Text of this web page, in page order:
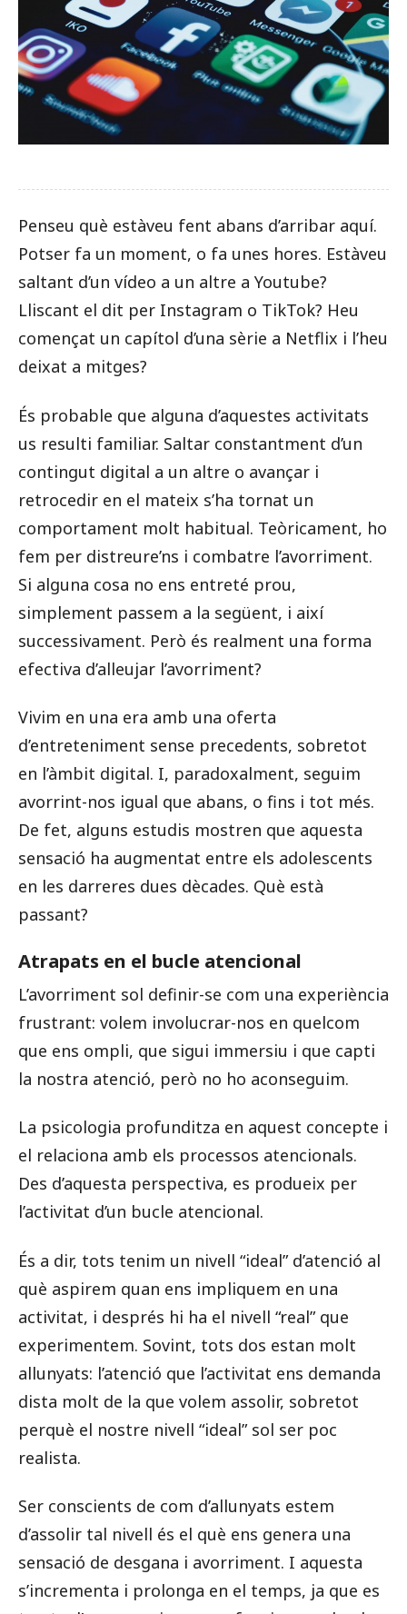
Penseu què estàveu fent abans d’arribar aquí.
Potser fa un moment, o fa unes hores. Estàveu
saltant d’un vídeo a un altre a Youtube?
Lliscant el dit per Instagram o TikTok? Heu
començat un capítol d’una sèrie a Netflix i l’heu
deixat a mitges?
És probable que alguna d’aquestes activitats
us resulti familiar. Saltar constantment d’un
contingut digital a un altre o avançar i
retrocedir en el mateix s’ha tornat un
comportament molt habitual. Teòricament, ho
fem per distreure’ns i combatre l’avorriment.
Si alguna cosa no ens entreté prou,
simplement passem a la següent, i així
successivament. Però és realment una forma
efectiva d’alleujar l’avorriment?
Vivim en una era amb una oferta
d’entreteniment sense precedents, sobretot
en l’àmbit digital. I, paradoxalment, seguim
avorrint-nos igual que abans, o fins i tot més.
De fet, alguns estudis mostren que aquesta
sensació ha augmentat entre els adolescents
en les darreres dues dècades. Què està
passant?
Atrapats en el bucle atencional
L’avorriment sol definir-se com una experiència
frustrant: volem involucrar-nos en quelcom
que ens ompli, que sigui immersiu i que capti
la nostra atenció, però no ho aconseguim.
La psicologia profunditza en aquest concepte i
el relaciona amb els processos atencionals.
Des d’aquesta perspectiva, es produeix per
l’activitat d’un bucle atencional.
És a dir, tots tenim un nivell “ideal” d’atenció al
què aspirem quan ens impliquem en una
activitat, i després hi ha el nivell “real” que
experimentem. Sovint, tots dos estan molt
allunyats: l’atenció que l’activitat ens demanda
dista molt de la que volem assolir, sobretot
perquè el nostre nivell “ideal” sol ser poc
realista.
Ser conscients de com d’allunyats estem
d’assolir tal nivell és el què ens genera una
sensació de desgana i avorriment. I aquesta
s’incrementa i prolonga en el temps, ja que es